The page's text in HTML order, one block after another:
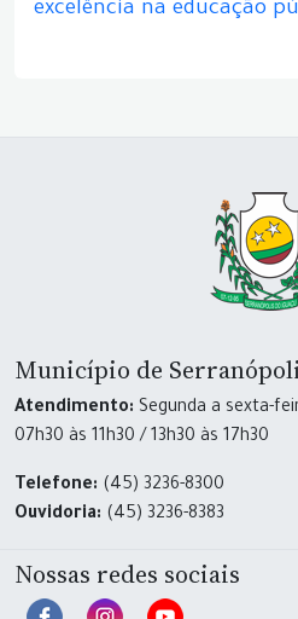
excelência na educação
Município de
Atendimento: Segunda a sexta-
07h30 às 11h30 / 13h30 às 17h30
Telefone: (45) 3236-8300
Ouvidoria: (45) 3236-8383
Nossas redes sociais